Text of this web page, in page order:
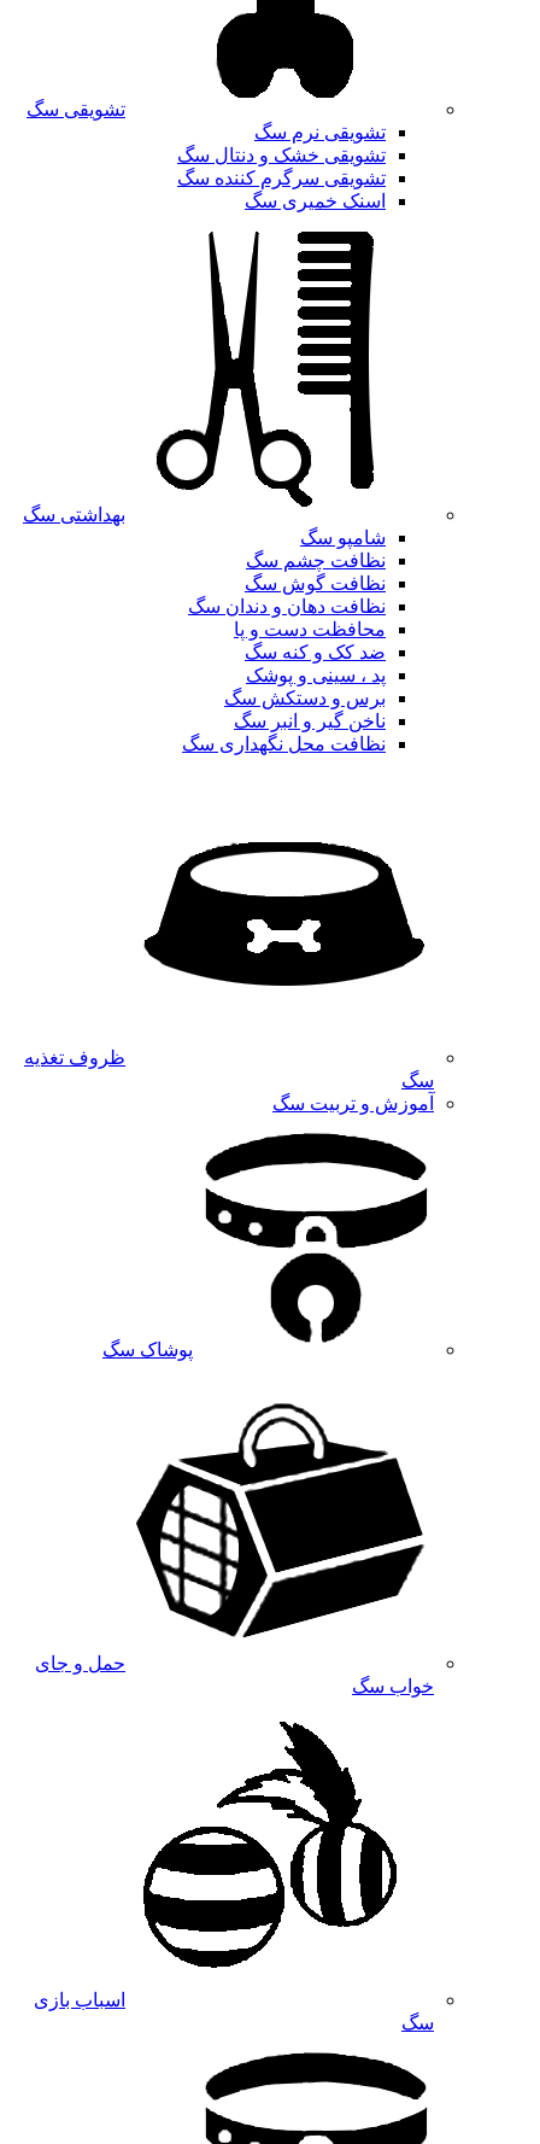
تشویقی سگ
تشویقی نرم سگ
تشویقی خشک و دنتال سگ
تشویقی سرگرم کننده سگ
اسنک خمیری سگ
بهداشتی سگ
شامپو سگ
نظافت چشم سگ
نظافت گوش سگ
نظافت دهان و دندان سگ
محافظت دست و پا
ضد کک و کنه سگ
پد ، سینی و پوشک
برس و دستکش سگ
ناخن گیر و انبر سگ
نظافت محل نگهداری سگ
ظروف تغذیه
سگ
آموزش و تربیت سگ
پوشاک سگ
حمل و جای
خواب سگ
اسباب بازی
سگ